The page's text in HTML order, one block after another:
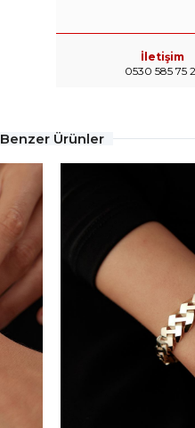
İletişim
0530 585 75
Benzer Ürünler